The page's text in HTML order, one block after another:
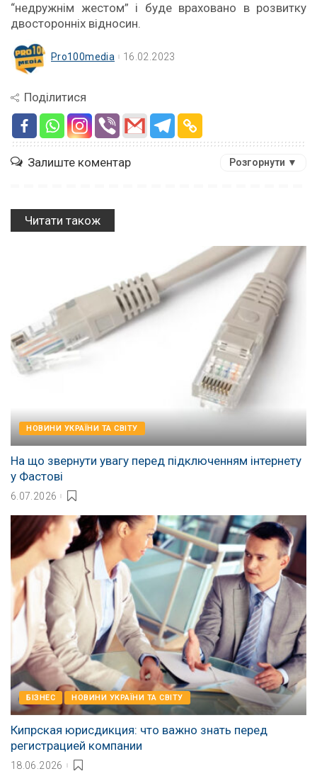
“недружнім жестом” і буде враховано в розвитку
двосторонніх відносин.
Pro100media 16.02.2023
Поділитися
Залиште коментар Розгорнути ▼
Читати також
НОВИНИ УКРАЇНИ ТА СВІТУ
На що звернути увагу перед підключенням інтернету
у Фастові
6.07.2026
БІЗНЕС НОВИНИ УКРАЇНИ ТА СВІТУ
Кипрская юрисдикция: что важно знать перед
регистрацией компании
18.06.2026